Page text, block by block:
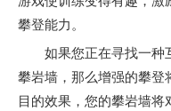
攀登能力。
如果您正在寻找一种
攀岩墙，那么增强的攀登
目的效果，您的攀岩墙将